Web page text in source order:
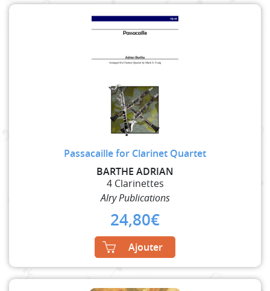
Passacaille for Clarinet Quartet
BARTHE ADRIAN
4 Clarinettes
Alry Publications
24,80€
Ajouter